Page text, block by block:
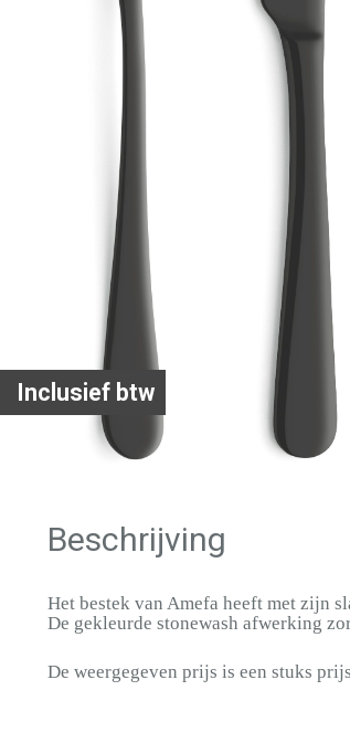
Inclusief btw
Beschrijving
Het bestek van Amefa heeft met zijn
De gekleurde stonewash afwerking
De weergegeven prijs is een stuks